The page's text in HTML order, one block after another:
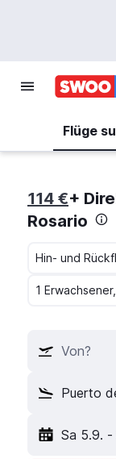
Flüge
114 €+
Rosario
Hin- und
1
Von?
Puerto
Sa 5.9. -